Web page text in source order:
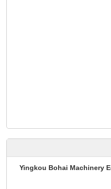
Yingkou Bohai Machinery